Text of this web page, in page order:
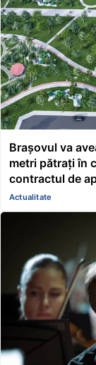
Brașovul va
metri pătrați în
contractul de
Actualitate